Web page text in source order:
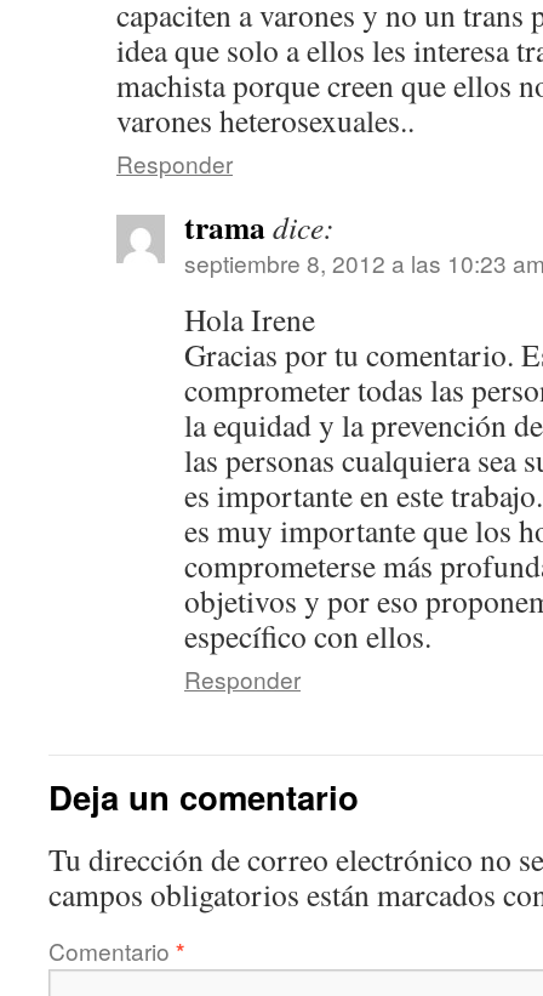
capaciten a varones y no un trans
idea que solo a ellos les interesa
machista porque creen que ellos
varones heterosexuales..
Responder
tramadice:
septiembre 8, 2012 a las 10:23
Hola Irene
Gracias por tu comentario.
comprometer todas las
la equidad y la prevención
las personas cualquiera sea
es importante en este
es muy importante que los
comprometerse más
objetivos y por eso
específico con ellos.
Responder
Deja un comentario
Tu dirección de correo electrónico no
campos obligatorios están marcados
Comentario *